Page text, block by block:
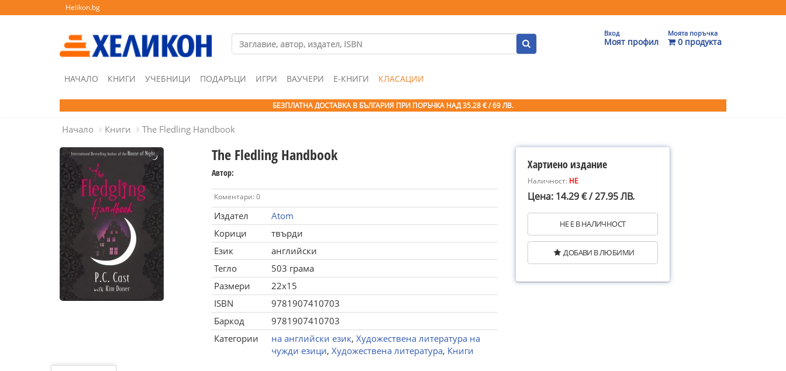
Helikon.bg
Вход
Моят профил
Моята поръчка
0 продукта
НАЧАЛО КНИГИ УЧЕБНИЦИ ПОДАРЪЦИ ИГРИ ВАУЧЕРИ Е-КНИГИ КЛАСАЦИИ
БЕЗПЛАТНА ДОСТАВКА В БЪЛГАРИЯ ПРИ ПОРЪЧКА НАД 35.28 € / 69 ЛВ.
Начало Книги The Fledling Handbook
The Fledling Handbook
Автор:
Коментари: 0
Издател
Atom
Корици
твърди
Език
английски
Тегло
503 грама
Размери
22x15
ISBN
9781907410703
Баркод
9781907410703
Категории
на английски език, Художествена литература на
чужди езици, Художествена литература, Книги
Хартиено издание
Наличност: НЕ
Цена: 14.29 € / 27.95 ЛВ.
НЕ Е В НАЛИЧНОСТ
ДОБАВИ В ЛЮБИМИ